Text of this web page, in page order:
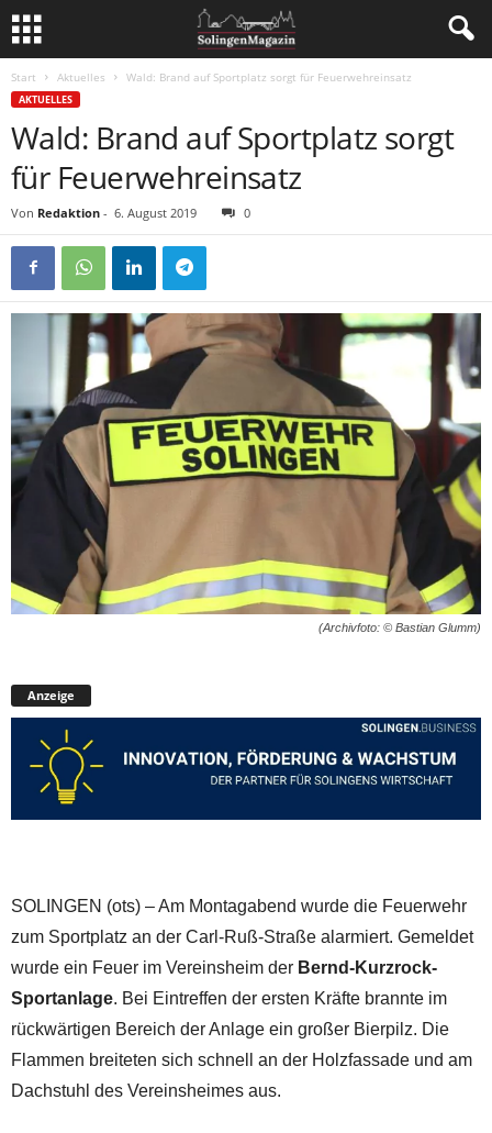
Start Aktuelles Wald: Brand auf Sportplatz sorgt für Feuerwehreinsatz
AKTUELLES
Wald: Brand auf Sportplatz sorgt
für Feuerwehreinsatz
Von Redaktion - 6. August 2019 0
(Archivfoto: © Bastian Glumm)
Anzeige
SOLINGEN (ots) – Am Montagabend wurde die Feuerwehr
zum Sportplatz an der Carl-Ruß-Straße alarmiert. Gemeldet
wurde ein Feuer im Vereinsheim der Bernd-Kurzrock-
Sportanlage. Bei Eintreffen der ersten Kräfte brannte im
rückwärtigen Bereich der Anlage ein großer Bierpilz. Die
Flammen breiteten sich schnell an der Holzfassade und am
Dachstuhl des Vereinsheimes aus.